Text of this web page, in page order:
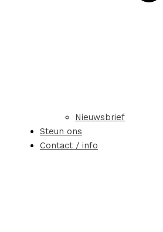
Nieuwsbrief
Steun ons
Contact / info